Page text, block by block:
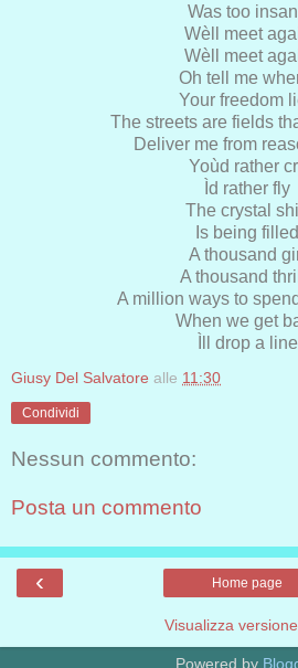
Was too
Wèll meet
Wèll meet
Oh tell me
Your freedom
The streets are fields
Deliver me from
Yoùd rather
Ìd rather fly
The crystal
Is being filled
A thousand
A thousand
A million ways to
When we get
Ìll drop a line
Giusy Del Salvatore alle 11:30
Condividi
Nessun commento:
Posta un commento
‹ Home page
Visualizza
Powered by